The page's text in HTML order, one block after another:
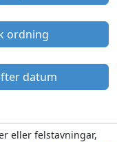
ordning
datum
eller felstavningar,